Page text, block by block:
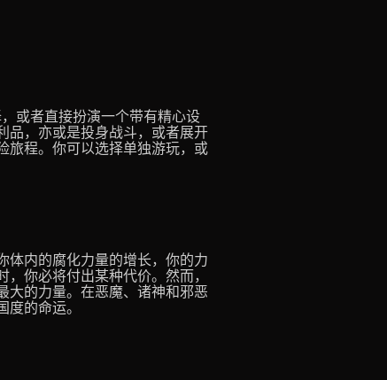
或者直接扮演一个带有精心设
品，亦或是投身战斗，或者展开
旅程。你可以选择单独游玩，或
体内的腐化力量的增长，你的力
你必将付出某种代价。然而，
大的力量。在恶魔、诸神和邪恶
的命运。